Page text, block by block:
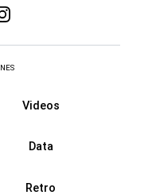
Videos
Data
Retro